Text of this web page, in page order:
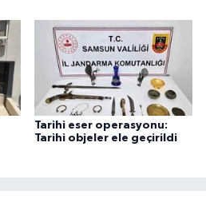
Tarihi eser operasyonu:
Tarihi objeler ele geçirildi